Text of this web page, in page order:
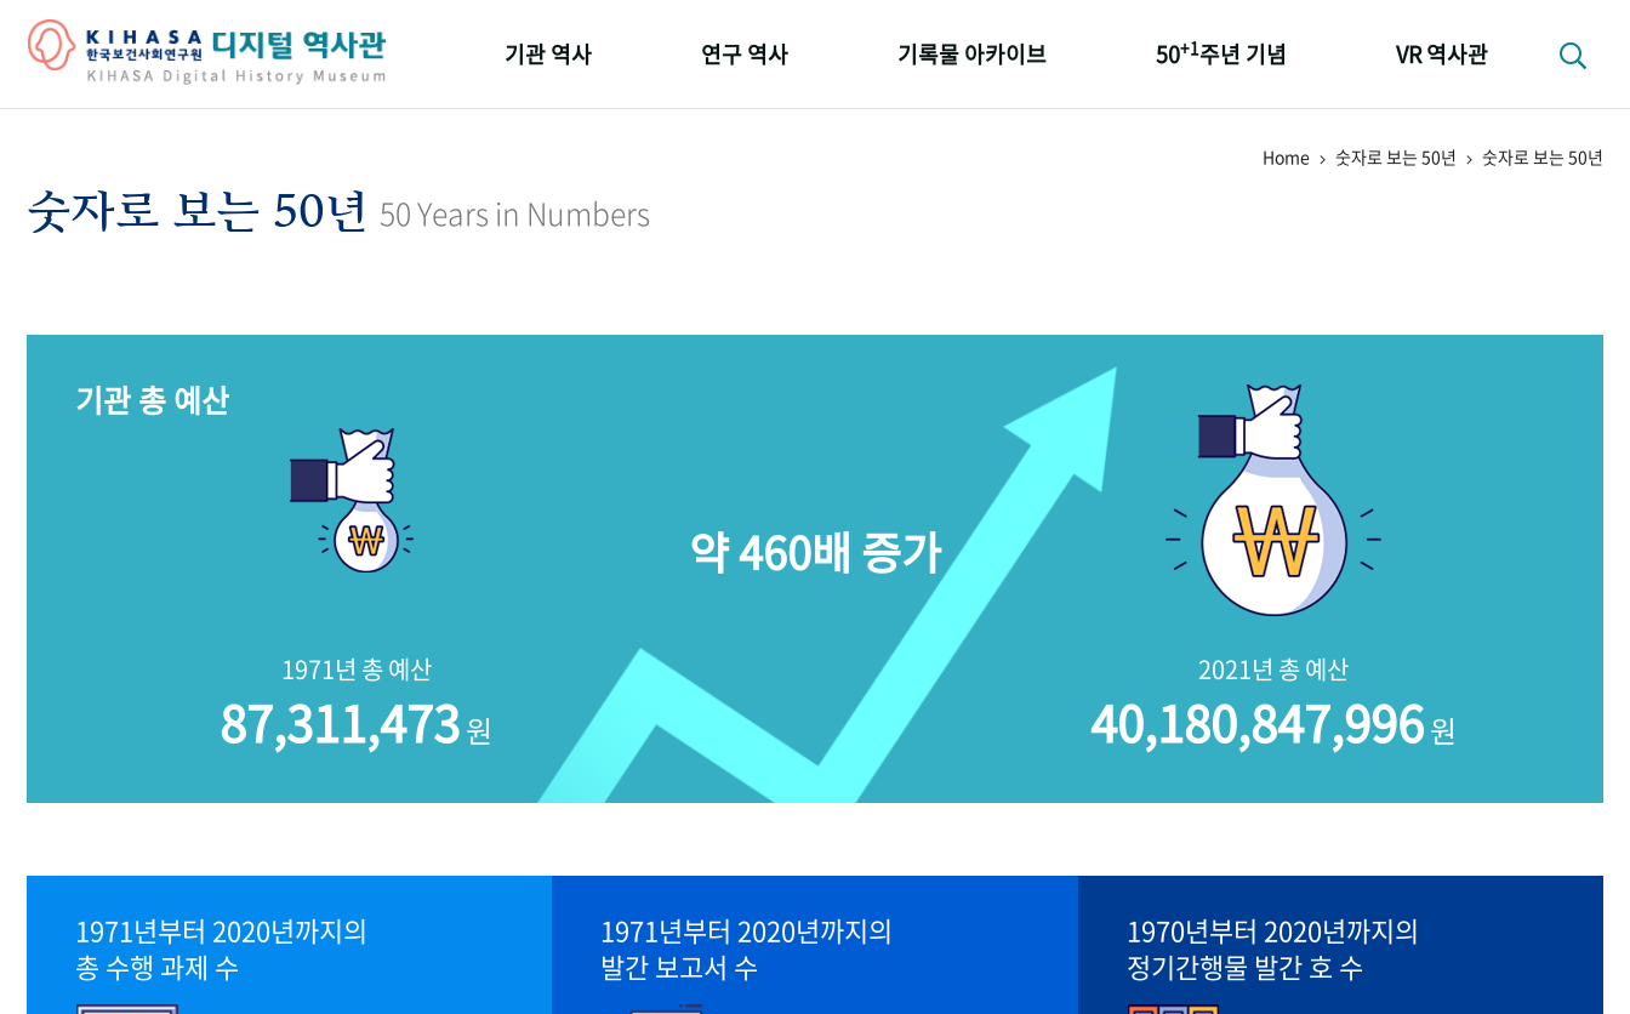
기관 역사 연구 역사 기록물 아카이브 50+1주년 기념 VR 역사관
Home 숫자로 보는 50년 숫자로 보는 50년
숫자로 보는 50년 50 Years in Numbers
기관 총 예산
1971년 총 예산
87,311,473원
2021년 총 예산
40,180,847,996원
약 460배 증가
1971년부터 2020년까지의
총 수행 과제 수
1971년부터 2020년까지의
발간 보고서 수
1970년부터 2020년까지의
정기간행물 발간 호 수